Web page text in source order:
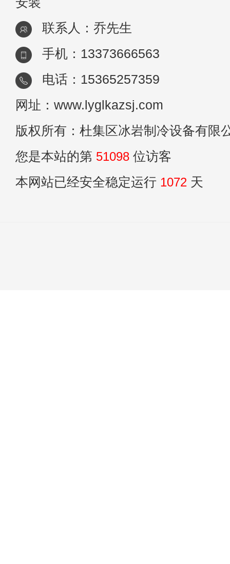
联系人：乔先生
手机：13373666563
电话：15365257359
网址：www.lyglkazsj.com
版权所有：杜集区冰岩制冷设备有限
您是本站的第 51098 位访客
本网站已经安全稳定运行 1072 天